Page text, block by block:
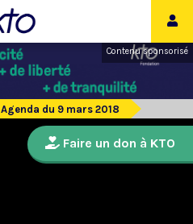
Contenu sponsorisé
Agenda du 9 mars 2018
Faire un don à KTO